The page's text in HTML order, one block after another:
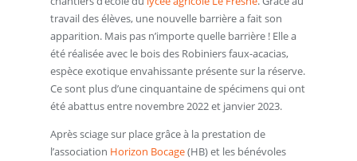
travail des élèves, une nouvelle barrière a fait son
apparition. Mais pas n’importe quelle barrière ! Elle a
été réalisée avec le bois des Robiniers faux-acacias,
espèce exotique envahissante présente sur la réserve.
Ce sont plus d’une cinquantaine de spécimens qui ont
été abattus entre novembre 2022 et janvier 2023.
Après sciage sur place grâce à la prestation de
l’association Horizon Bocage(HB) et les bénévoles